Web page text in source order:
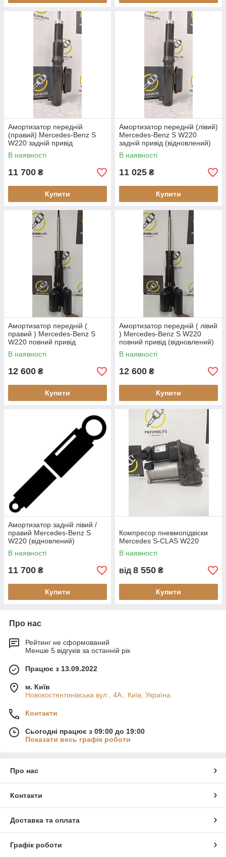
Амортизатор передній
(правий) Mercedes-Benz S
W220 задній привід
(відновлений)
В наявності
11 700 ₴
Купити
Амортизатор передній (лівий)
Mercedes-Benz S W220
задній привід (відновлений)
В наявності
11 025 ₴
Купити
Амортизатор передній (
правий ) Mercedes-Benz S
W220 повний привід
(відновлений)
В наявності
12 600 ₴
Купити
Амортизатор передній ( лівий
) Mercedes-Benz S W220
повний привід (відновлений)
В наявності
12 600 ₴
Купити
Амортизатор задній лівий /
правий Mercedes-Benz S
W220 (відновлений)
В наявності
11 700 ₴
Купити
Компресор пневмопідвіски
Mercedes S-CLAS W220
В наявності
від 8 550 ₴
Купити
Про нас
Рейтинг не сформований
Менше 5 відгуків за останній рік
Працює з 13.09.2022
м. Київ
Новокостянтинівська вул., 4А., Київ, Україна
Контакти
Сьогодні працює з 09:00 до 19:00
Показати весь графік роботи
Про нас
Контакти
Доставка та оплата
Графік роботи